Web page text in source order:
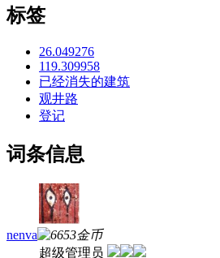
标签
26.049276
119.309958
已经消失的建筑
观井路
登记
词条信息
nenva
超级管理员